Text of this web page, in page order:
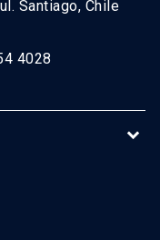
Santiago, Chile
4028